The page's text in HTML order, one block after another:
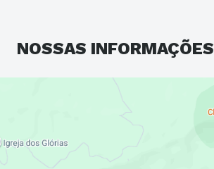
NOSSAS INFORMAÇÕES